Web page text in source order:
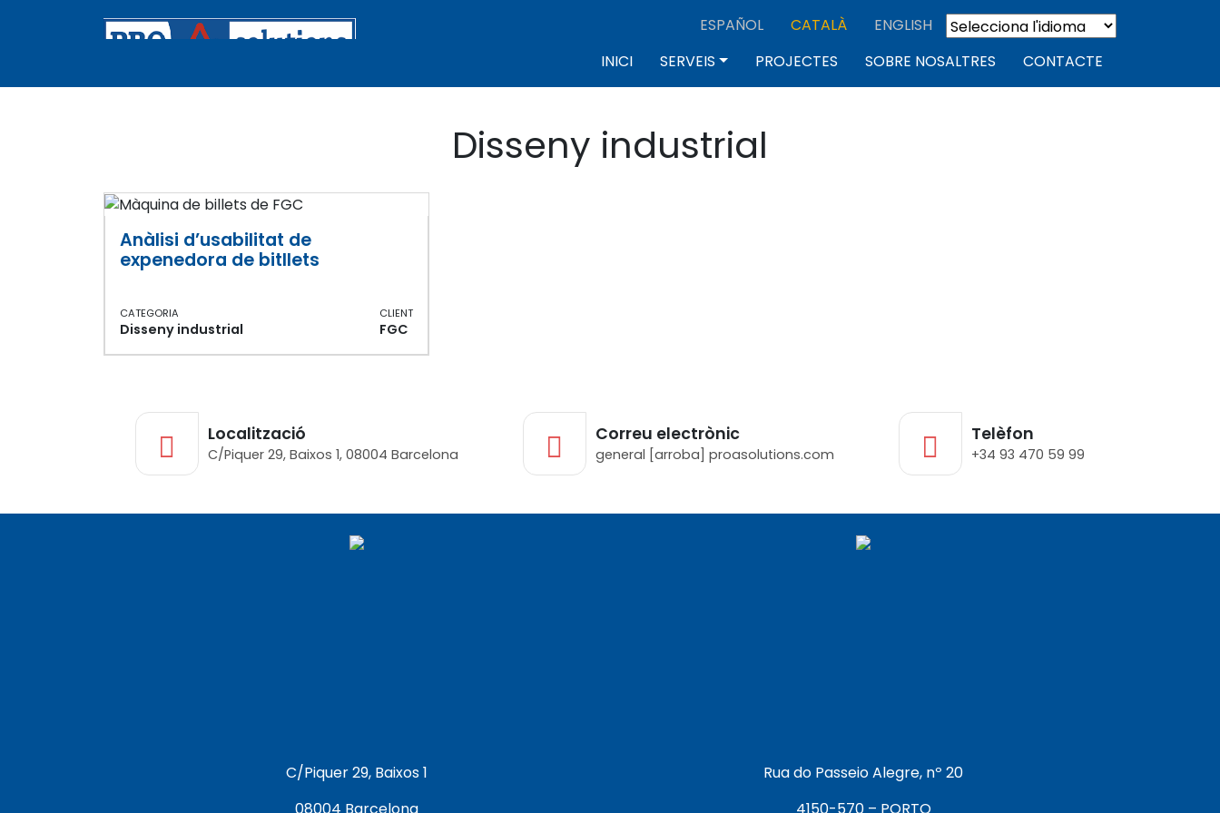
INICI SERVEIS PROJECTES SOBRE NOSALTRES CONTACTE
ESPAÑOL CATALÀ ENGLISH
Disseny industrial
Anàlisi d’usabilitat de
expenedora de bitllets
CATEGORIA
Disseny industrial
CLIENT
FGC
Localització
C/Piquer 29, Baixos 1, 08004 Barcelona
Correu electrònic
general [arroba] proasolutions.com
Telèfon
+34 93 470 59 99
C/Piquer 29, Baixos 1
Rua do Passeio Alegre, nº 20